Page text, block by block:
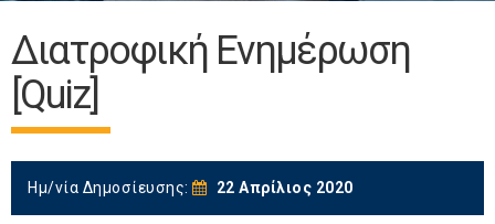
Διατροφική Ενημέρωση
[Quiz]
Ημ/νία Δημοσίευσης: 22 Απρίλιος 2020